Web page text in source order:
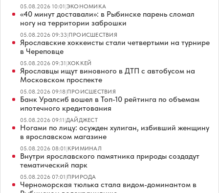
05.08.2026 10:01|ЭКОНОМИКА
«40 минут доставали»: в Рыбинске парень сломал
ногу на территории заброшки
05.08.2026 09:33|ПРОИСШЕСТВИЯ
Ярославские хоккеисты стали четвертыми на турнире
в Череповце
05.08.2026 09:31|ХОККЕЙ
Ярославцы ищут виновного в ДТП с автобусом на
Московском проспекте
05.08.2026 09:18|ПРОИСШЕСТВИЯ
Банк Уралсиб вошел в Топ-10 рейтинга по объемам
ипотечного кредитования
05.08.2026 09:11|ДАЙДЖЕСТ
Ногами по лицу: осужден хулиган, избивший женщину
в ярославском магазине
05.08.2026 08:01|КРИМИНАЛ
Внутри ярославского памятника природы создадут
тематический парк
05.08.2026 07:01|ПРИРОДА
Черноморская тюлька стала видом-доминантом в